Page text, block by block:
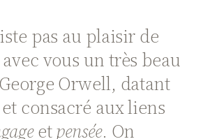
pas au plaisir de
vous un très beau
Orwell, datant
consacré aux liens
etpensée. On